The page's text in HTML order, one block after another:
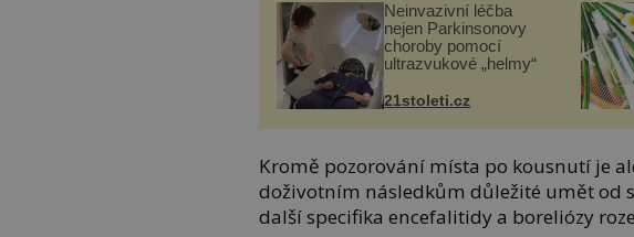
Neinvazivní léčba
nejen Parkinsonovy
choroby pomocí
ultrazvukové „helmy“
21stoleti.cz
Kromě pozorování místa po kousnutí je
doživotním následkům důležité umět od
další specifika encefalitidy a boreliózy